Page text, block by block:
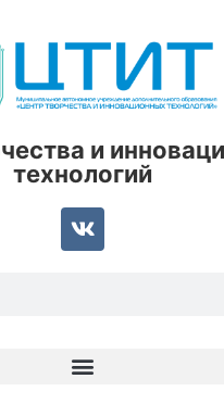
и
технологий